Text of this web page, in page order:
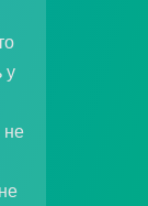
у
не